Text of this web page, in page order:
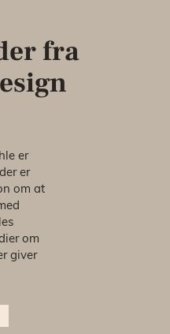
fra
er
er
om at
om
giver